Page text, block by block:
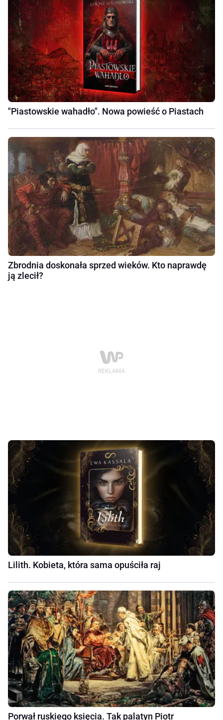
"Piastowskie wahadło". Nowa powieść o Piastach
Zbrodnia doskonała sprzed wieków. Kto naprawdę
ją zlecił?
Lilith. Kobieta, która sama opuściła raj
Porwał ruskiego księcia. Tak palatyn Piotr